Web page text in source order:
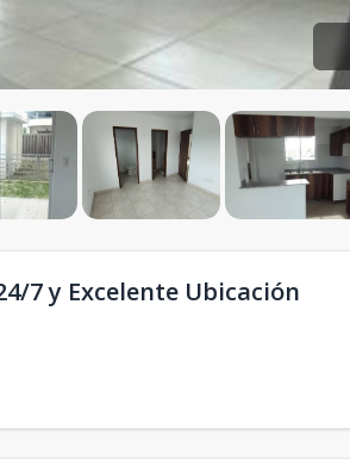
7 y Excelente Ubicación